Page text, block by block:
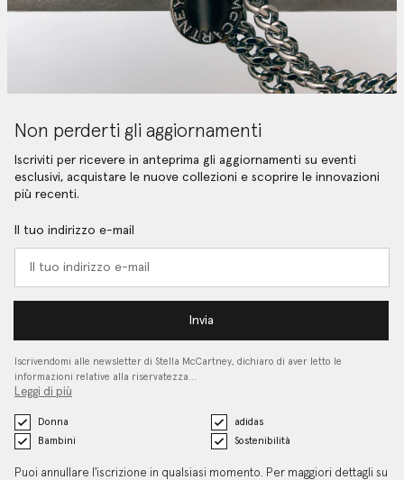
Non perderti gli aggiornamenti
Iscriviti per ricevere in anteprima gli aggiornamenti su eventi
esclusivi, acquistare le nuove collezioni e scoprire le innovazioni
più recenti.
Il tuo indirizzo e-mail
Invia
Iscrivendomi alle newsletter di Stella McCartney, dichiaro di aver letto le
informazioni relative alla riservatezza…
Leggi di più
Donna
adidas
Bambini
Sostenibilità
Puoi annullare l'iscrizione in qualsiasi momento. Per maggiori dettagli su